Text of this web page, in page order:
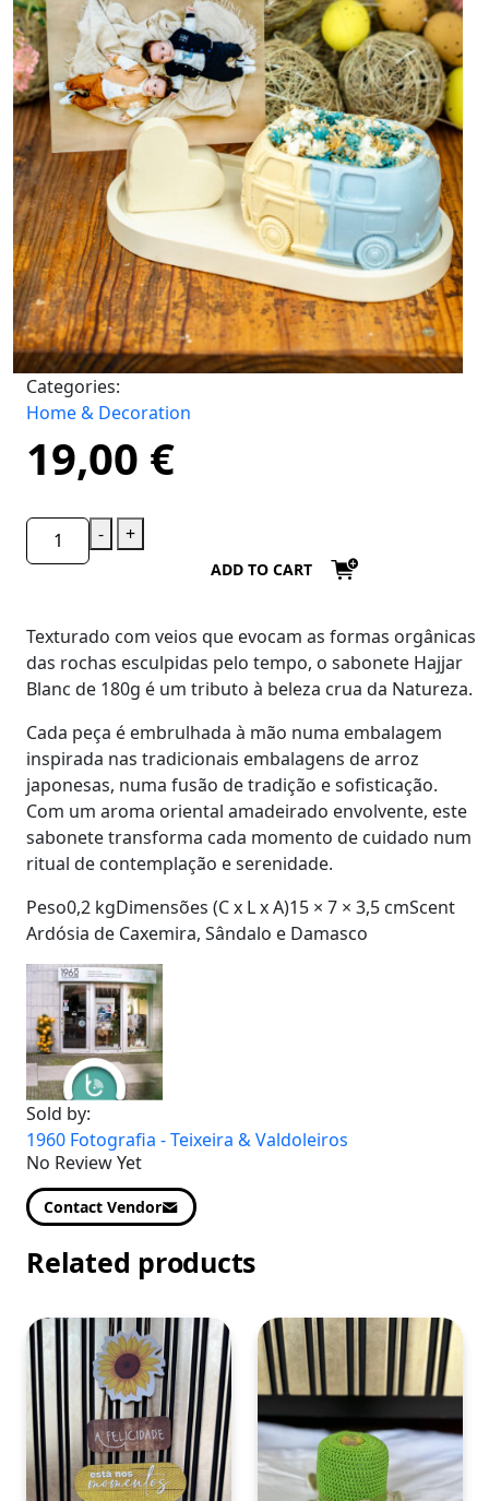
Categories:
Home & Decoration
19,00 €
- +
ADD TO CART
Texturado com veios que evocam as formas orgânicas
das rochas esculpidas pelo tempo, o sabonete Hajjar
Blanc de 180g é um tributo à beleza crua da Natureza.
Cada peça é embrulhada à mão numa embalagem
inspirada nas tradicionais embalagens de arroz
japonesas, numa fusão de tradição e sofisticação.
Com um aroma oriental amadeirado envolvente, este
sabonete transforma cada momento de cuidado num
ritual de contemplação e serenidade.
Peso0,2 kgDimensões (C x L x A)15 × 7 × 3,5 cmScent
Ardósia de Caxemira, Sândalo e Damasco
Sold by:
1960 Fotografia - Teixeira & Valdoleiros
No Review Yet
Contact Vendor
Related products